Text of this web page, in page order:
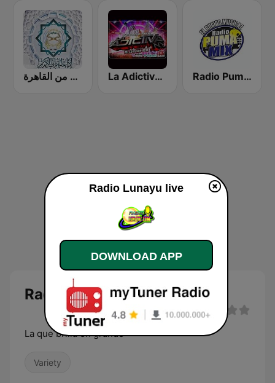
إذاعة القرآن الكريم من القاهرة La Adictiva NY Radio Puma Mix
Radio Lunayu live
La que brilla en grande
Variety
Radio Lunayu live
DOWNLOAD APP